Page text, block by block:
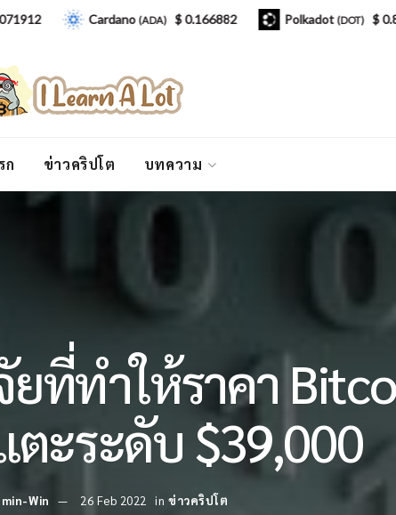
ก ข่าวคริปโต บทความ
ยที่ทำให้ราคา
ะระดับ $39,000
Win 26 Feb 2022 in ข่าวคริปโต
Cardano(ADA) $ 0.166882 Polkadot(DOT) $ 0.829454